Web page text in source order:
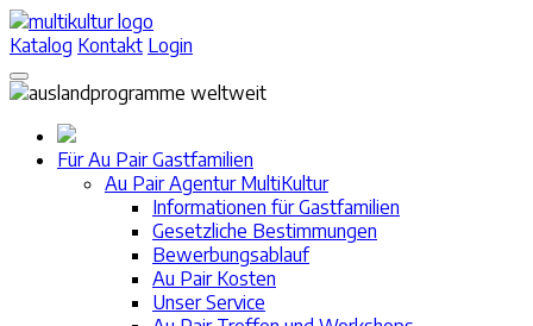
Katalog Kontakt Login
Für Au Pair Gastfamilien
Au Pair Agentur MultiKultur
Informationen für Gastfamilien
Gesetzliche Bestimmungen
Bewerbungsablauf
Au Pair Kosten
Unser Service